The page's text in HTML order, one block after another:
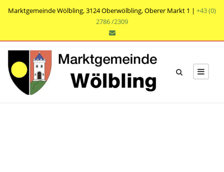
Marktgemeinde Wölbling, 3124 Oberwölbling, Oberer Markt 1 | +43 (0)
2786 /2309